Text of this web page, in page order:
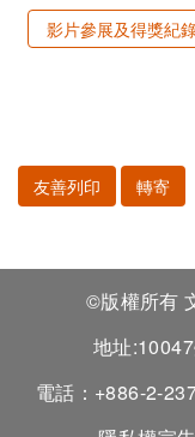
影片參展及得獎紀
友善列印 轉寄
©版權所有
地址
電話：+886-2-